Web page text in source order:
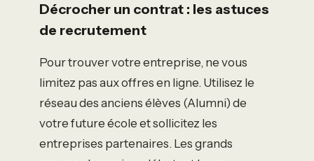
Décrocher un contrat : les astuces
de recrutement
Pour trouver votre entreprise, ne vous
limitez pas aux offres en ligne. Utilisez le
réseau des anciens élèves (Alumni) de
votre future école et sollicitez les
entreprises partenaires. Les grands